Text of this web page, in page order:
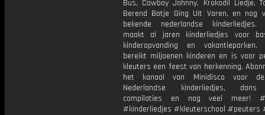
Bus, Cowboy Johnny, Krokodil Liedje,
Berend Botje Ging Uit Varen, en nog
bekende nederlandse kinderliedjes.
maakt al jaren kinderliedjes voor
kinderopvanding en vakantieparken.
bereikt miljoenen kinderen en is voor
kleuters een feest van herkenning.
het kanaal van Minidisco voor
Nederlandse kinderliedjes, dans
compilaties en nog veel meer!
#kinderliedjes #kleuterschool #peuters